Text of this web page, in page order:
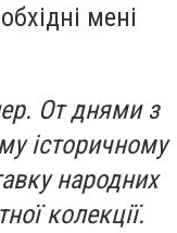
мені
От днями з
історичному
народних
колекції.